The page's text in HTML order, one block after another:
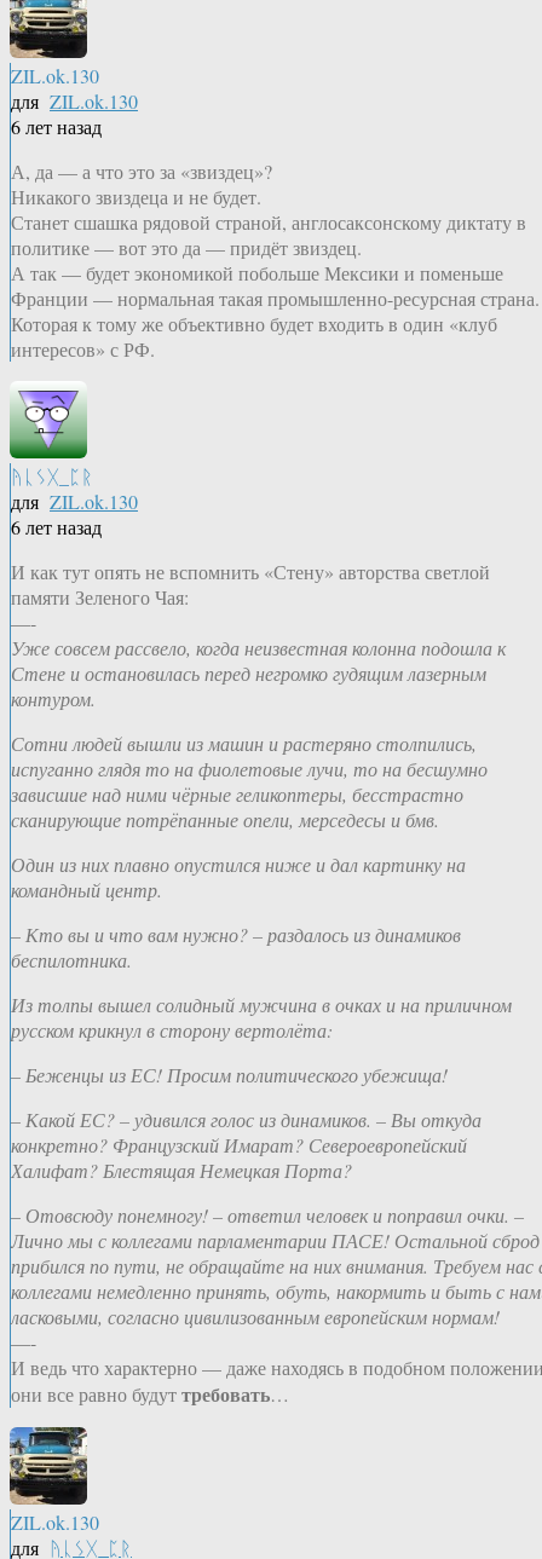
ZIL.ok.130
для ZIL.ok.130
6 лет назад
А, да — а что это за «звиздец»?
Никакого звиздеца и не будет.
Станет сшашка рядовой страной, англосаксонскому диктату в
политике — вот это да — придёт звиздец.
А так — будет экономикой побольше Мексики и поменьше
Франции — нормальная такая промышленно-ресурсная страна.
Которая к тому же объективно будет входить в один «клуб
интересов» с РФ.
ᚤᚳᛊᚷ_ᛈᚱ
для ZIL.ok.130
6 лет назад
И как тут опять не вспомнить «Стену» авторства светлой
памяти Зеленого Чая:
—-
Уже совсем рассвело, когда неизвестная колонна подошла к
Стене и остановилась перед негромко гудящим лазерным
контуром.
Сотни людей вышли из машин и растеряно столпились,
испуганно глядя то на фиолетовые лучи, то на бесшумно
зависшие над ними чёрные геликоптеры, бесстрастно
сканирующие потрёпанные опели, мерседесы и бмв.
Один из них плавно опустился ниже и дал картинку на
командный центр.
– Кто вы и что вам нужно? – раздалось из динамиков
беспилотника.
Из толпы вышел солидный мужчина в очках и на приличном
русском крикнул в сторону вертолёта:
– Беженцы из ЕС! Просим политического убежища!
– Какой ЕС? – удивился голос из динамиков. – Вы откуда
конкретно? Французский Имарат? Североевропейский
Халифат? Блестящая Немецкая Порта?
– Отовсюду понемногу! – ответил человек и поправил очки. –
Лично мы с коллегами парламентарии ПАСЕ! Остальной сброд
прибился по пути, не обращайте на них внимания. Требуем нас
коллегами немедленно принять, обуть, накормить и быть с
ласковыми, согласно цивилизованным европейским нормам!
—-
И ведь что характерно — даже находясь в подобном
они все равно будуттребовать…
ZIL.ok.130
для ᚤᚳᛊᚷ_ᛈᚱ